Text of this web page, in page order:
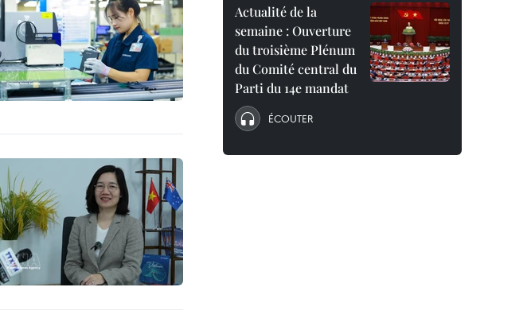
Actualité de la
semaine : Ouverture
du troisième Plénum
du Comité central du
Parti du 14e mandat
ÉCOUTER